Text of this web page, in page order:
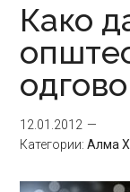
Како
12.01.2012
Категории:Алма